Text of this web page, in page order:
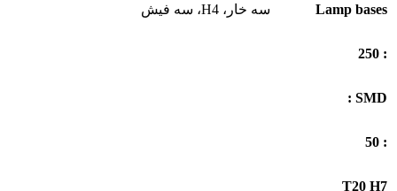
Lamp bases سه خار، H4، سه فیش
: 250
SMD :
: 50
T20 H7